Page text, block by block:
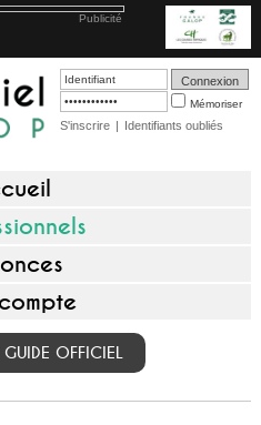
Publicité
Mémoriser
S'inscrire | Identifiants oubliés
OFFICIEL